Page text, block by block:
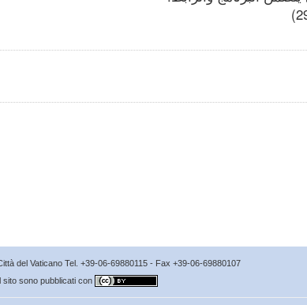
del Vaticano Tel. +39-06-69880115 - Fax +39-06-69880107
sito sono pubblicati con